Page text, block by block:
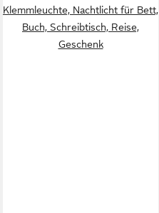
Klemmleuchte, Nachtlicht für Bett,
Buch, Schreibtisch, Reise,
Geschenk